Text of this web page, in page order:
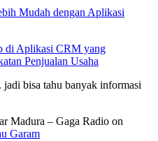
Mudah dengan Aplikasi
di Aplikasi CRM yang
Penjualan Usaha
bisa tahu banyak informasi
Madura – Gaga Radio on
Garam